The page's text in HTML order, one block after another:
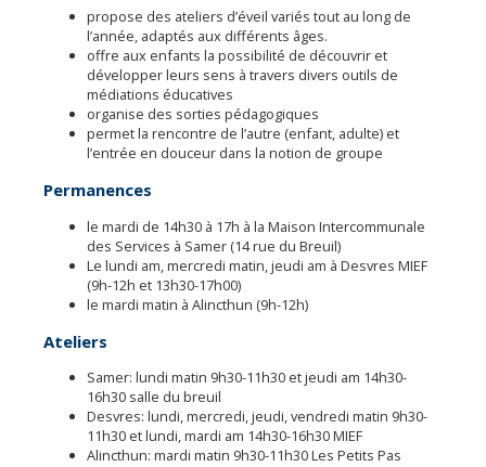
propose des ateliers d’éveil variés tout au long de
l’année, adaptés aux différents âges.
offre aux enfants la possibilité de découvrir et
développer leurs sens à travers divers outils de
médiations éducatives
organise des sorties pédagogiques
permet la rencontre de l’autre (enfant, adulte) et
l’entrée en douceur dans la notion de groupe
Permanences
le mardi de 14h30 à 17h à la Maison Intercommunale
des Services à Samer (14 rue du Breuil)
Le lundi am, mercredi matin, jeudi am à Desvres MIEF
(9h-12h et 13h30-17h00)
le mardi matin à Alincthun (9h-12h)
Ateliers
Samer: lundi matin 9h30-11h30 et jeudi am 14h30-
16h30 salle du breuil
Desvres: lundi, mercredi, jeudi, vendredi matin 9h30-
11h30 et lundi, mardi am 14h30-16h30 MIEF
Alincthun: mardi matin 9h30-11h30 Les Petits Pas